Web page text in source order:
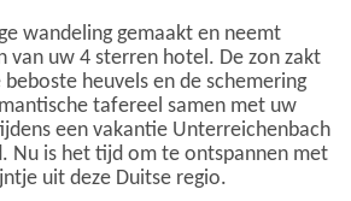
wandeling gemaakt en neemt
van uw 4 sterren hotel. De zon zakt
heuvels en de schemering
tafereel samen met uw
een vakantie Unterreichenbach
Nu is het tijd om te ontspannen met
uit deze Duitse regio.